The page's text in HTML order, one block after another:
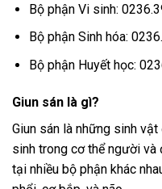
Bộ phận Vi sinh:
Bộ phận Sinh hóa:
Bộ phận Huyết học:
Giun sán là gì?
Giun sán là những sinh
sinh trong cơ thể người và
tại nhiều bộ phận khác